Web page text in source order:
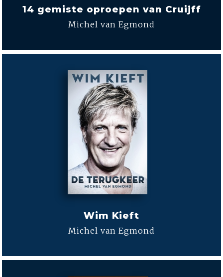
14 gemiste oproepen van Cruijff
Michel van Egmond
Wim Kieft
Michel van Egmond